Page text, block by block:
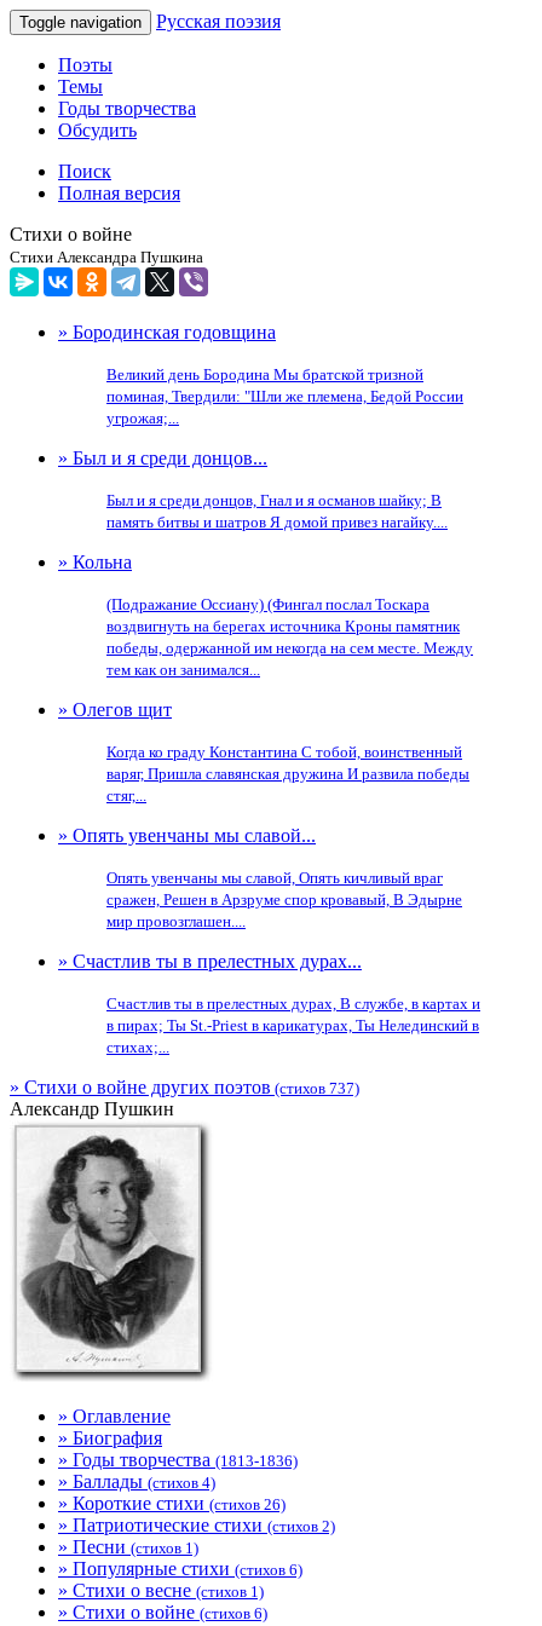
Toggle navigation Русская поэзия
Поэты
Темы
Годы творчества
Обсудить
Поиск
Полная версия
Стихи о войне
Стихи Александра Пушкина
» Бородинская годовщина
Великий день Бородина Мы братской тризной
поминая, Твердили: "Шли же племена, Бедой России
угрожая;...
» Был и я среди донцов...
Был и я среди донцов, Гнал и я османов шайку; В
память битвы и шатров Я домой привез нагайку....
» Кольна
(Подражание Oссиану) (Фингал послал Тоскара
воздвигнуть на берегах источника Кроны памятник
победы, одержанной им некогда на сем месте. Между
тем как он занимался...
» Олегов щит
Когда ко граду Константина С тобой, воинственный
варяг, Пришла славянская дружина И развила победы
стяг,...
» Опять увенчаны мы славой...
Опять увенчаны мы славой, Опять кичливый враг
сражен, Решен в Арзруме спор кровавый, В Эдырне
мир провозглашен....
» Счастлив ты в прелестных дурах...
Счастлив ты в прелестных дурах, В службе, в картах и
в пирах; Ты St.-Priest в карикатурах, Ты Нелединский в
стихах;...
» Стихи о войне других поэтов (стихов 737)
Александр Пушкин
» Оглавление
» Биография
» Годы творчества (1813-1836)
» Баллады (стихов 4)
» Короткие стихи (стихов 26)
» Патриотические стихи (стихов 2)
» Песни (стихов 1)
» Популярные стихи (стихов 6)
» Стихи о весне (стихов 1)
» Стихи о войне (стихов 6)